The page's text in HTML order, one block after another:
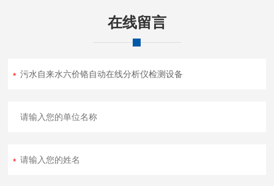
在线留言